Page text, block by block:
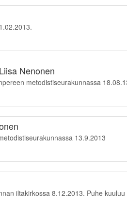
Nenonen
metodistiseurakunnassa
13.9.2013
iltakirkossa 8.12.2013. Puhe